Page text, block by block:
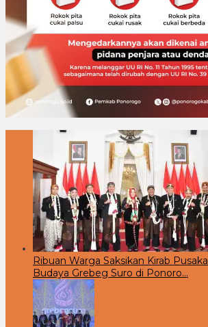
Ribuan Warga Saksikan Kirab
Budaya Grebeg Suro di Ponoro…